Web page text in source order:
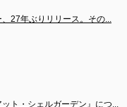
、27年ぶりリリース。その...
ット・シェルガーデン』につ...